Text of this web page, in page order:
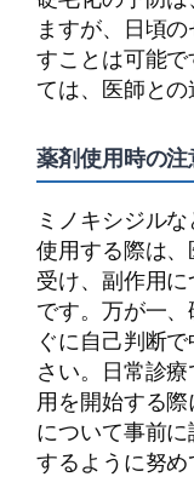
ますが、日頃
すことは可能
ては、医師との
薬剤使用時の注
ミノキシジル
使用する際は
受け、副作用
です。万が一
ぐに自己判断
さい。日常診
用を開始する
について事前
するように努め